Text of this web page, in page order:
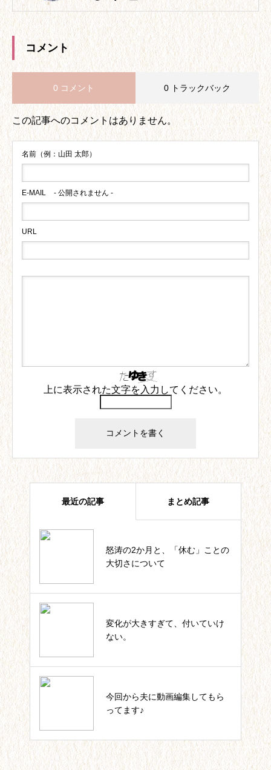
コメント
0 コメント 0 トラックバック
この記事へのコメントはありません。
名前（例：山田 太郎）
E-MAIL - 公開されません -
URL
上に表示された文字を入力してください。
最近の記事 まとめ記事
怒涛の2か月と、「休む」ことの
大切さについて
変化が大きすぎて、付いていけ
ない。
今回から夫に動画編集してもら
ってます♪
四葉ストーリー記事一覧
私のカウンセラー起業。これまで
の軌跡一覧
いっしょにIKUJI★セルフコーチ
ング記事一覧